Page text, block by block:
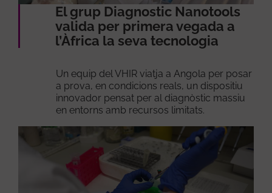
El grup Diagnostic Nanotools
valida per primera vegada a
l’Àfrica la seva tecnologia
Un equip del VHIR viatja a Angola per posar
a prova, en condicions reals, un dispositiu
innovador pensat per al diagnòstic massiu
en entorns amb recursos limitats.